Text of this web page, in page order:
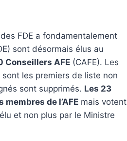
FDE a fondamentalement
sont désormais élus au
Conseillers AFE (CAFE). Les
les premiers de liste non
sont supprimés. Les 23
membres de l’AFE mais votent
et non plus par le Ministre